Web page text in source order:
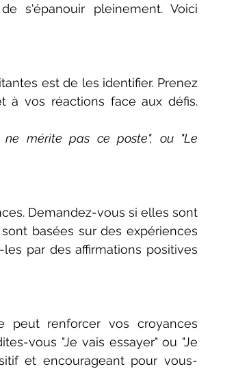
s'épanouir pleinement. Voici
est de les identifier. Prenez
à vos réactions face aux défis.
ne mérite pas ce poste", ou "Le
Demandez-vous si elles sont
basées sur des expériences
par des affirmations positives
peut renforcer vos croyances
vous "Je vais essayer" ou "Je
et encourageant pour vous-